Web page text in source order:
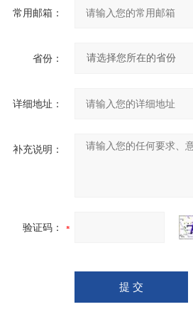
常用邮箱：
省份：
详细地址：
补充说明：
验证码：